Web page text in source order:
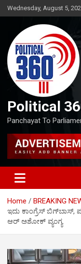
Skip
to
Wednesday, August 5,
Political
Panchayat To
Home
BREAKING
ಇದು ಕಾಂಗ್ರೆಸ್‌ ಬಿಗ್‌ಬಾಸ್,
ಆರ್ ಅಶೋಕ್ ವ್ಯಂಗ್ಯ